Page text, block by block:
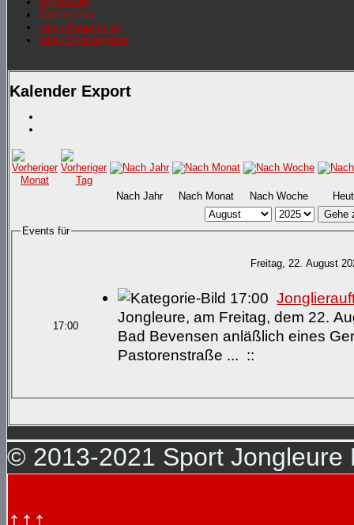
Datenschutz
Inhalt Hauptmenü
Inhalt Sportangebot
Kalender Export
Nach Jahr Nach Monat Nach Woche
Gehe
Events für
Freitag, 22. August
17:00
17:00
Jongleure, am Freitag, dem 22.
Bad Bevensen anläßlich eines
Pastorenstraße ... ::
© 2013-2021 Sport Jongleure